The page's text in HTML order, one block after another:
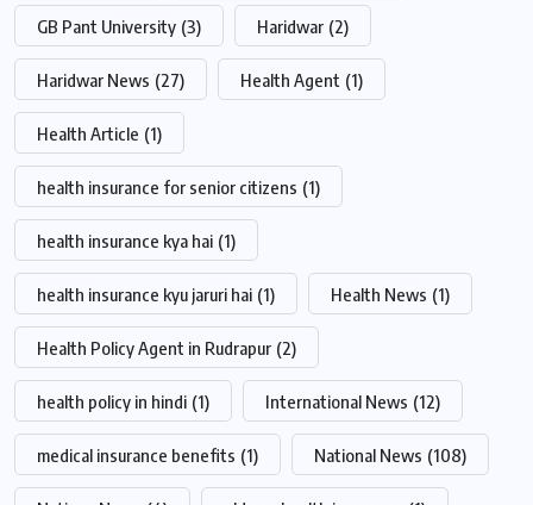
GB Pant University (3) Haridwar (2)
Haridwar News (27) Health Agent (1)
Health Article (1)
health insurance for senior citizens (1)
health insurance kya hai (1)
health insurance kyu jaruri hai (1) Health News (1)
Health Policy Agent in Rudrapur (2)
health policy in hindi (1) International News (12)
medical insurance benefits (1) National News (108)